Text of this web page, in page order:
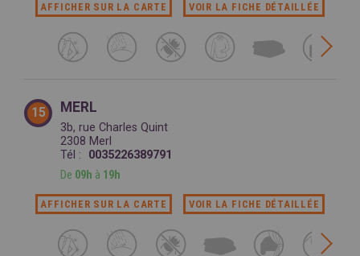
AFFICHER SUR LA CARTE VOIR LA FICHE DÉTAILLÉE
15 MERL
3b, rue Charles Quint
2308 Merl
Tél :
0035226389791
De 09h à 19h
AFFICHER SUR LA CARTE VOIR LA FICHE DÉTAILLÉE